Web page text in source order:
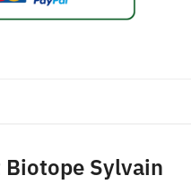
Sylvain